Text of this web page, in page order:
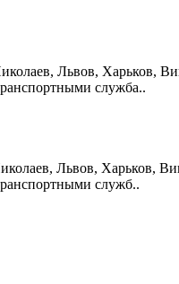
Львов, Харьков,
служба..
Львов, Харьков,
служб..